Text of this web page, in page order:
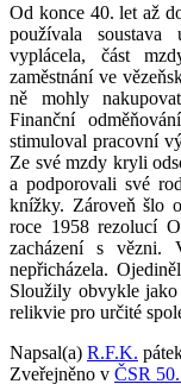
Od konce 40. let až
používala
vyplácela, část
zaměstnání ve
ně mohly
Finanční
stimuloval pracovní
Ze své mzdy kryli
a podporovali své
knížky. Zároveň šlo
roce 1958 rezolucí
zacházení s vězni.
nepřicházela.
Sloužily obvykle jako
relikvie pro určité
Napsal(a) R.F.K.
Zveřejněno v ČSR